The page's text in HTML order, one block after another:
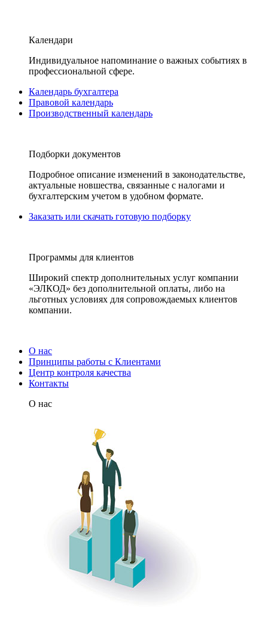
Календари
Индивидуальное напоминание о важных событиях в
профессиональной сфере.
Календарь бухгалтера
Правовой календарь
Производственный календарь
Подборки документов
Подробное описание изменений в законодательстве,
актуальные новшества, связанные с налогами и
бухгалтерским учетом в удобном формате.
Заказать или скачать готовую подборку
Программы для клиентов
Широкий спектр дополнительных услуг компании
«ЭЛКОД» без дополнительной оплаты, либо на
льготных условиях для сопровождаемых клиентов
компании.
О нас
Принципы работы с Клиентами
Центр контроля качества
Контакты
О нас